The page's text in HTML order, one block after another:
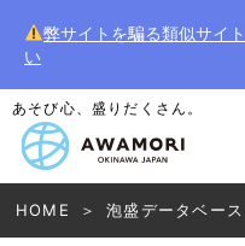
弊サイトを騙る類似サイ
い
あそび心、盛りだくさん。
HOME 泡盛データベース